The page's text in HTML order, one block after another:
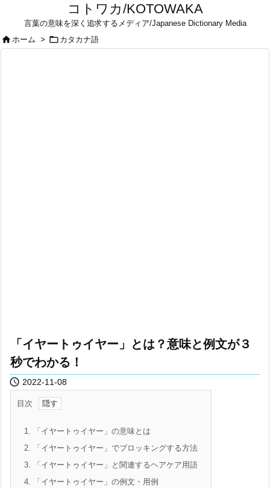
コトワカ/KOTOWAKA
言葉の意味を深く追求するメディア/Japanese Dictionary Media
ホーム >  カタカナ語
「イヤートゥイヤー」とは？意味と例文が３
秒でわかる！
 2022-11-08
目次
1. 「イヤートゥイヤー」の意味とは
2. 「イヤートゥイヤー」でブロッキングする方法
3. 「イヤートゥイヤー」と関連するヘアケア用語
4. 「イヤートゥイヤー」の例文・用例